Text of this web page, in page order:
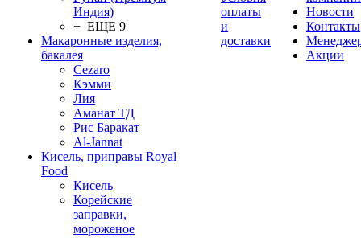
Индия)
+ ЕЩЕ 9
Макаронные изделия,
бакалея
Cezaro
Кэмми
Лия
Аманат ТД
Рис Баракат
Al-Jannat
Кисель, приправы Royal
Food
Кисель
Корейские
заправки,
мороженое
оплаты
и
доставки
Новости
Контакты
Акции